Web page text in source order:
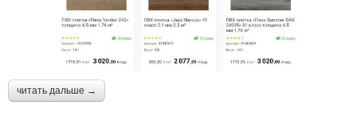
читать дальше →